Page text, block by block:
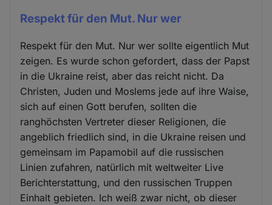
Respekt für den Mut. Nur wer
Respekt für den Mut. Nur wer sollte eigentlich Mut
zeigen. Es wurde schon gefordert, dass der Papst
in die Ukraine reist, aber das reicht nicht. Da
Christen, Juden und Moslems jede auf ihre Waise,
sich auf einen Gott berufen, sollten die
ranghöchsten Vertreter dieser Religionen, die
angeblich friedlich sind, in die Ukraine reisen und
gemeinsam im Papamobil auf die russischen
Linien zufahren, natürlich mit weltweiter Live
Berichterstattung, und den russischen Truppen
Einhalt gebieten. Ich weiß zwar nicht, ob dieser